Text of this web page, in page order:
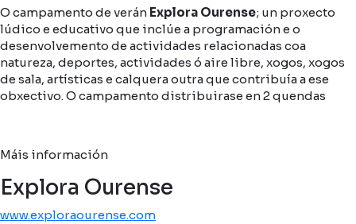
O campamento de verán Explora Ourense; un proxecto
lúdico e educativo que inclúe a programación e o
desenvolvemento de actividades relacionadas coa
natureza, deportes, actividades ó aire libre, xogos, xogos
de sala, artísticas e calquera outra que contribuía a ese
obxectivo. O campamento distribuirase en 2 quendas
Máis información
Explora Ourense
www.exploraourense.com